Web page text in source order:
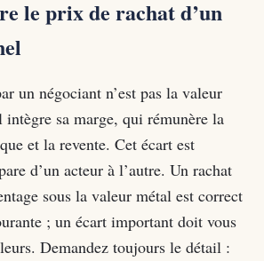
le prix de rachat d’un
un négociant n’est pas la valeur
sa marge, qui rémunère la
et la revente. Cet écart est
d’un acteur à l’autre. Un rachat
sous la valeur métal est correct
; un écart important doit vous
Demandez toujours le détail :